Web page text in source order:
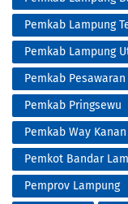
Pemkab Lampung
Pemkab Lampung
Pemkab Pesawaran
Pemkab Pringsewu
Pemkab Way Kanan
Pemkot Bandar
Pemprov Lampung